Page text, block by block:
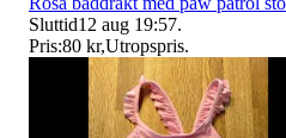
Sluttid12 aug 19:57.
Pris:80 kr,Utropspris.